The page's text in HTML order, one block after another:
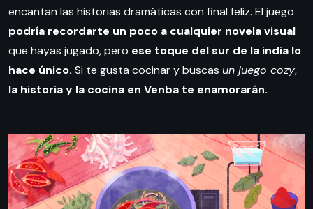
encantan las historias dramáticas con final feliz. El juego
podría recordarte un poco a cualquier novela visual
que hayas jugado, pero ese toque del sur de la india lo
hace único. Si te gusta cocinar y buscas un juego cozy,
la historia y la cocina en Venba te enamorarán.